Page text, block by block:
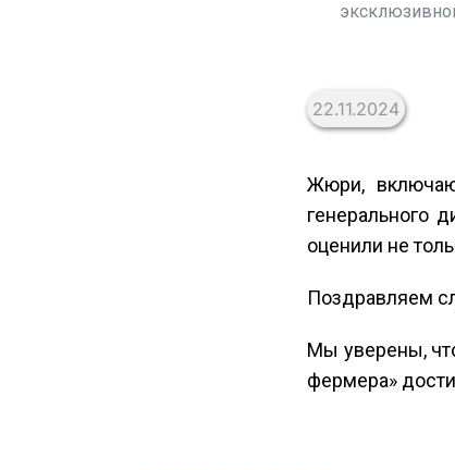
22.11.2024
Жюри,
генерального
оценили не
Поздравляем
Мы уверены,
фермера»